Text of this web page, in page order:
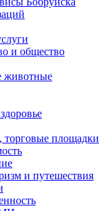
и общество
животные
торговые площадки
и путешествия